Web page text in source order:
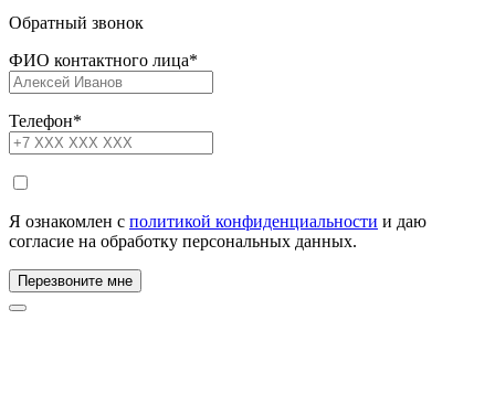
Обратный звонок
ФИО контактного лица*
Телефон*
Я ознакомлен с политикой конфиденциальности и даю
согласие на обработку персональных данных.